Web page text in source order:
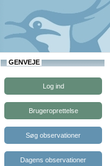
GENVEJE
Log ind
Brugeroprettelse
Søg observationer
Dagens observationer